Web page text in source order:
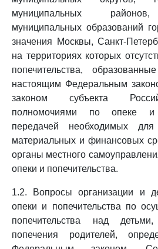
муниципальных районов,
муниципальных образований
значения Москвы, Санкт-
на территориях которых
попечительства,
настоящим Федеральным
законом субъекта
полномочиями по опеке и
передачей необходимых
материальных и финансовых
органы местного
опеки и попечительства.
1.2. Вопросы организации и
опеки и попечительства по
попечительства над
попечения родителей,